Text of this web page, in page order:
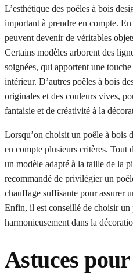
L’esthétique des poêles à bois
important à prendre en compte.
peuvent devenir de véritables
Certains modèles arborent des
soignées, qui apportent une
intérieur. D’autres poêles à bois
originales et des couleurs vives,
fantaisie et de créativité à la
Lorsqu’on choisit un poêle à bois
en compte plusieurs critères. Tout
un modèle adapté à la taille de la
recommandé de privilégier un
chauffage suffisante pour assurer
Enfin, il est conseillé de choisir un
harmonieusement dans la
Astuces